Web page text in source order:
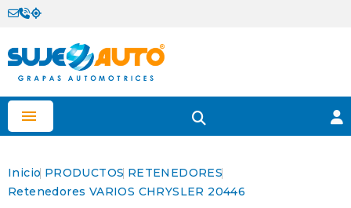

Inicio PRODUCTOS RETENEDORES
Retenedores VARIOS CHRYSLER 20446